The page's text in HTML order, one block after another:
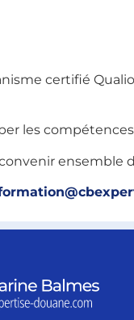
récompenser
:
certifié
les
ensemble